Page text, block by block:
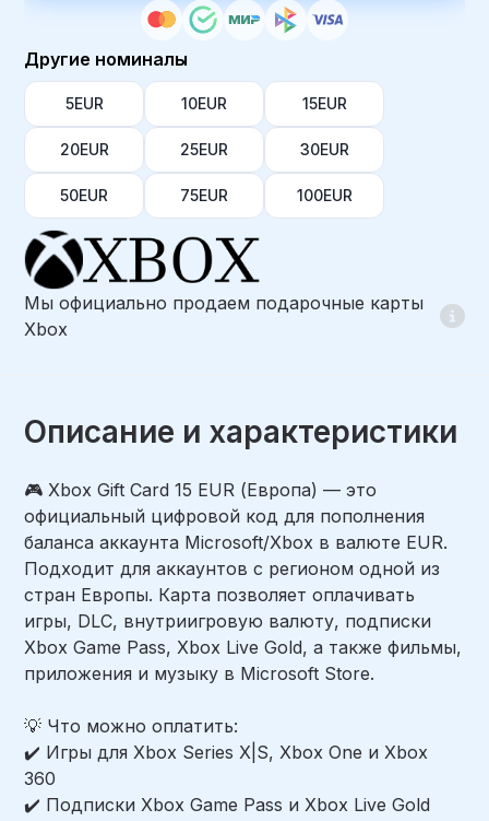
Другие номиналы
5EUR 10EUR 15EUR
20EUR 25EUR 30EUR
50EUR 75EUR 100EUR
Мы официально продаем подарочные карты
Xbox
Описание и характеристики
🎮 Xbox Gift Card 15 EUR (Европа) — это
официальный цифровой код для пополнения
баланса аккаунта Microsoft/Xbox в валюте EUR.
Подходит для аккаунтов с регионом одной из
стран Европы. Карта позволяет оплачивать
игры, DLC, внутриигровую валюту, подписки
Xbox Game Pass, Xbox Live Gold, а также фильмы,
приложения и музыку в Microsoft Store.
💡 Что можно оплатить:
✔️ Игры для Xbox Series X|S, Xbox One и Xbox
360
✔️ Подписки Xbox Game Pass и Xbox Live Gold